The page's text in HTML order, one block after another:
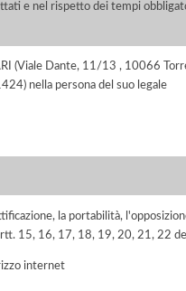
e nel rispetto dei tempi
(Viale Dante, 11/13 , 10066
nella persona del suo legale
la portabilità,
15, 16, 17, 18, 19, 20, 21, 22
internet